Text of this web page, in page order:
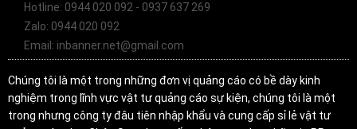
Hotline: 0944 020 092 - 0937 637 269
Zalo: 0944 020 092
Email: inbanner.net@gmail.com
Chúng tôi là một trong những đơn vị quảng cáo có bề dày kinh
nghiệm trong lĩnh vực vật tư quảng cáo sự kiện, chúng tôi là một
trong nhưng công ty đâu tiên nhập khẩu và cung cấp sỉ lẻ vật tư